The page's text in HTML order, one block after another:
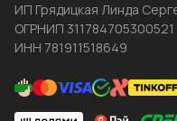
ИП Грядицкая Линда
ОГРНИП 311784705300521
ИНН 781911518649